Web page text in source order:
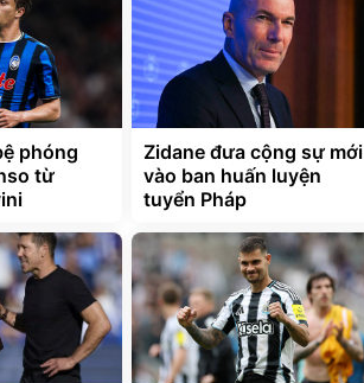
phóng
từ
Zidane đưa cộng sự mới
vào ban huấn luyện
tuyển Pháp